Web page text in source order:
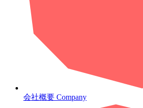
会社概要 Company